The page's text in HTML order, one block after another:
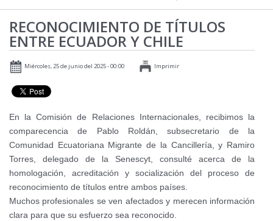
LEGISLAMOS
FISCALIZAMOS
TRANSPARENCIA
PRENSA
PARTICIPACIÓN
AGENDA
RECONOCIMIENTO DE TÍTULOS
ENTRE ECUADOR Y CHILE
Miércoles, 25 de junio del 2025 - 00:00 Imprimir
En la Comisión de Relaciones Internacionales, recibimos la
comparecencia de Pablo Roldán, subsecretario de la
Comunidad Ecuatoriana Migrante de la Cancillería, y Ramiro
Torres, delegado de la Senescyt, consulté acerca de la
homologación, acreditación y socialización del proceso de
reconocimiento de títulos entre ambos países.
Muchos profesionales se ven afectados y merecen información
clara para que su esfuerzo sea reconocido.